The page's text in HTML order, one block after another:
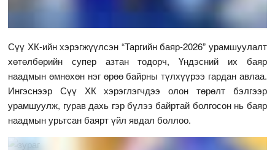
Сүү ХК-ийн хэрэгжүүлсэн “Таргийн баяр-2026” урамшуулалт
хөтөлбөрийн супер азтан тодорч, Үндэсний их баяр
наадмын өмнөхөн нэг өрөө байрны түлхүүрээ гардан авлаа.
Ингэснээр Сүү ХК хэрэглэгчдээ олон төрөлт бэлгээр
урамшуулж, гурав дахь гэр бүлээ байртай болгосон нь баяр
наадмын урьтсан баярт үйл явдал боллоо.